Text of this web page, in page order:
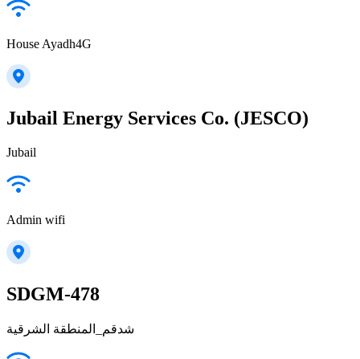
House Ayadh4G
Jubail Energy Services Co. (JESCO)
Jubail
Admin wifi
SDGM-478
شدقم_المنطقة الشرقية